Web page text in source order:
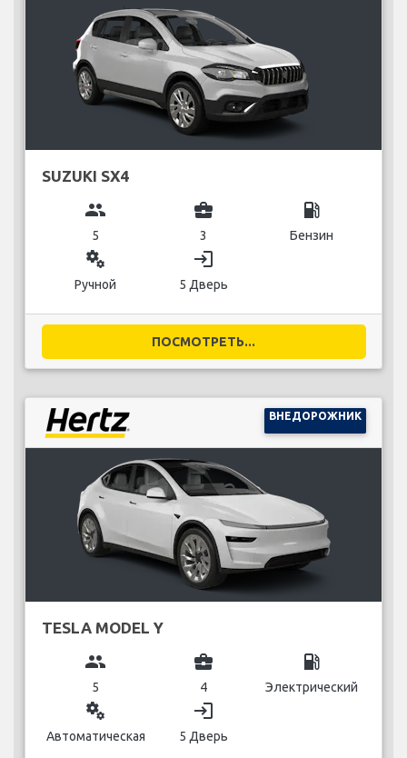
SUZUKI SX4
group
5
business_center
3
local_gas_station
Бензин
miscellaneous_services
Ручной
login
5 Дверь
ПОСМОТРЕТЬ...
ВНЕДОРОЖНИК
TESLA MODEL Y
group
5
business_center
4
local_gas_station
Электрический
miscellaneous_services
Автоматическая
login
5 Дверь